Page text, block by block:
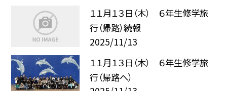
１１月１３日（木） ６年生修学旅
行（帰路）続報
2025/11/13
１１月１３日（木） ６年生修学旅
行（帰路へ）